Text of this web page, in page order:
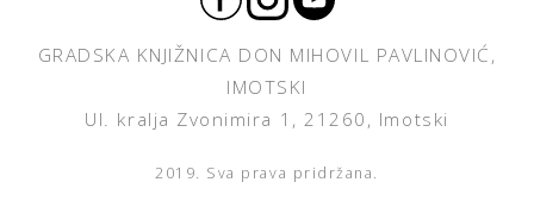
GRADSKA KNJIŽNICA DON MIHOVIL PAVLINOVIĆ,
IMOTSKI
Ul. kralja Zvonimira 1, 21260, Imotski
2019. Sva prava pridržana.